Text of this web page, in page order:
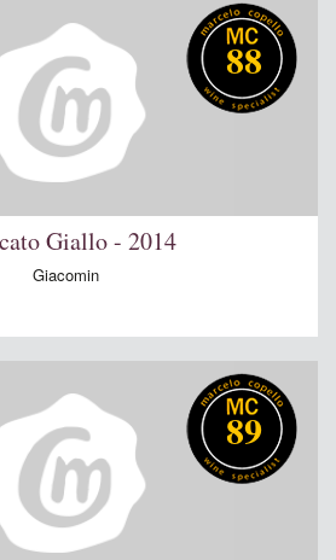
88
Giallo - 2014
Giacomin
89